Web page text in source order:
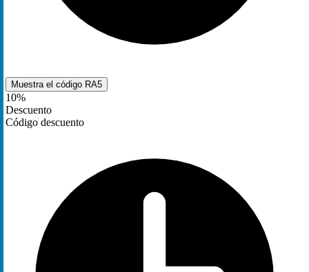
Muestra el código RA5
10%
Descuento
Código descuento